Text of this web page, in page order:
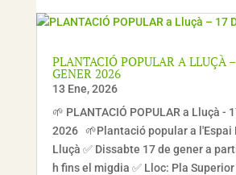
PLANTACIÓ POPULAR A LLUÇÀ
GENER 2026
13 Ene, 2026
🌱 PLANTACIÓ POPULAR a Lluçà -
2026​ 🌱Plantació popular a l'Espai
Lluçà ✅ Dissabte 17 de gener a
h fins el migdia ✅ Lloc: Pla